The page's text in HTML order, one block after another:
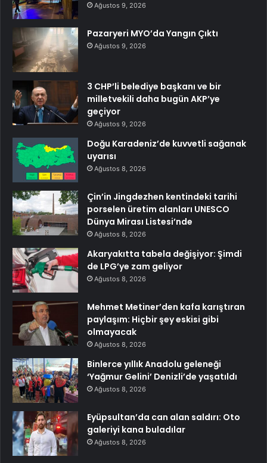
Ağustos 9, 2026
Pazaryeri MYO’da Yangın Çıktı
Ağustos 9, 2026
3 CHP’li belediye başkanı ve bir
milletvekili daha bugün AKP’ye
geçiyor
Ağustos 9, 2026
Doğu Karadeniz’de kuvvetli sağanak
uyarısı
Ağustos 8, 2026
Çin’in Jingdezhen kentindeki tarihi
porselen üretim alanları UNESCO
Dünya Mirası Listesi’nde
Ağustos 8, 2026
Akaryakıtta tabela değişiyor: Şimdi
de LPG’ye zam geliyor
Ağustos 8, 2026
Mehmet Metiner’den kafa karıştıran
paylaşım: Hiçbir şey eskisi gibi
olmayacak
Ağustos 8, 2026
Binlerce yıllık Anadolu geleneği
‘Yağmur Gelini’ Denizli’de yaşatıldı
Ağustos 8, 2026
Eyüpsultan’da can alan saldırı: Oto
galeriyi kana buladılar
Ağustos 8, 2026